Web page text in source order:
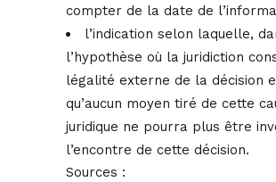
compter de la date de
l’indication selon laquelle,
l’hypothèse où la juridiction
légalité externe de la décision
qu’aucun moyen tiré de cette
juridique ne pourra plus être
l’encontre de cette décision.
Sources :